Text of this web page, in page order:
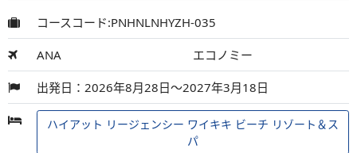
コースコード:PNHNLNHYZH-035
ANA エコノミー
出発日：2026年8月28日～2027年3月18日
ハイアット リージェンシー ワイキキ ビーチ リゾート＆ス
パ